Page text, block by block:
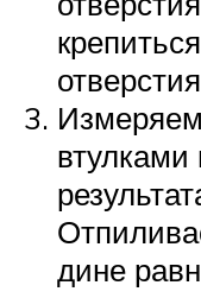
втулками
дине